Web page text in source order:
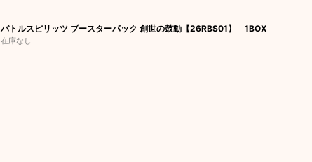
バトルスピリッツ ブースターパック 創世の鼓動【26RBS01】 1BOX
在庫なし